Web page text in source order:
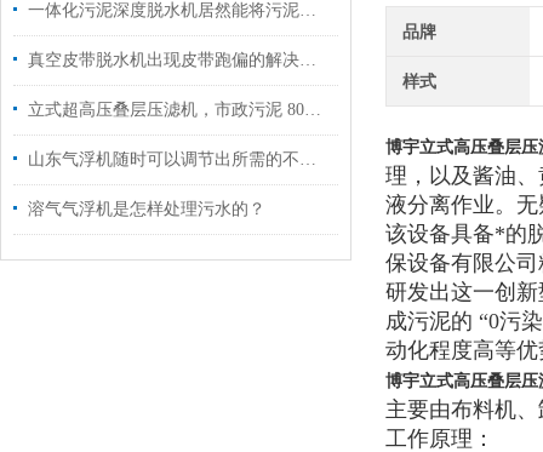
一体化污泥深度脱水机居然能将污泥含水率98%降到60%
真空皮带脱水机出现皮带跑偏的解决方案
立式超高压叠层压滤机，市政污泥 80% 含水率脱水到 45% 以下
山东气浮机随时可以调节出所需的不同气水比
溶气气浮机是怎样处理污水的？
品牌
样式
博宇立式高压叠层压
理，以及酱油
液分离作业。
该设备具备*的
保设备有限公
研发出这一创
成污泥的 “0污
动化程度高等优
博宇立式高压叠层压
主要由布料机
工作原理：